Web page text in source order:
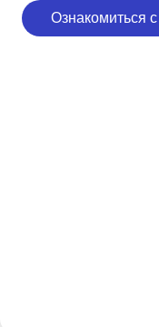
Ознакомиться